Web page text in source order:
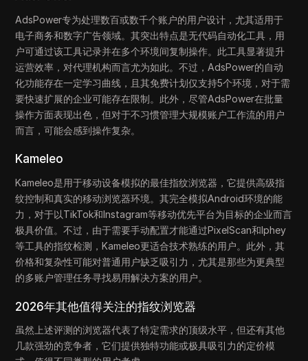
AdsPower专为处理数百或数千个账户的用户设计，尤其适用于
电子商务和数字广告领域。其突出特点是无代码自动化工具，用
户可通过该工具记录并在多个环境间复制操作。此工具显著提升
运营效率，对代理机构而言尤为如此。不过，AdsPower的自动
化功能存在一定学习曲线，且其免费计划仅支持5个环境，对于需
要快速扩展的企业可能存在限制。此外，尽管AdsPower在批量
操作方面表现出色，但对于不习惯管理大规模账户工作流的用户
而言，可能会感到操作复杂。
Kameleo
Kameleo是用于移动设备模拟的最佳指纹浏览器，它提供高级指
纹控制和真实的移动浏览器环境。其完全模拟Android环境的能
力，对于以TikTok和Instagram等移动优先平台为目标的企业而言
极具价值。不过，由于需要手动配置才能通过PixelScan和Iphey
等工具的指纹检测，Kameleo更适合技术熟练的用户。此外，其
价格和复杂性可能对普通用户缺乏吸引力，尤其是那些为更典型
的多账户管理任务寻找易用解决方案的用户。
2026年其他值得关注的指纹浏览器
虽然上述评测的浏览器代表了特定需求的顶级水平，但还有其他
几款强劲的竞争者，它们提供独特功能或极具吸引力的定价模